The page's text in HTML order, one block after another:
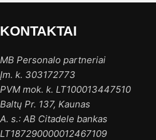
KONTAKTAI
MB Personalo partneriai
Įm. k. 303172773
PVM mok. k. LT100013447510
Baltų Pr. 137, Kaunas
A. s.: AB Citadele bankas
LT187290000012467109